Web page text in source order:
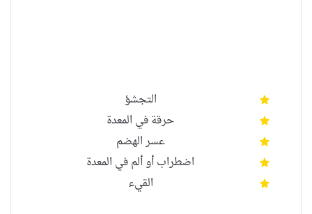
التجشؤ
حرقة في المعدة
عسر الهضم
اضطراب أو ألم في المعدة
القيء